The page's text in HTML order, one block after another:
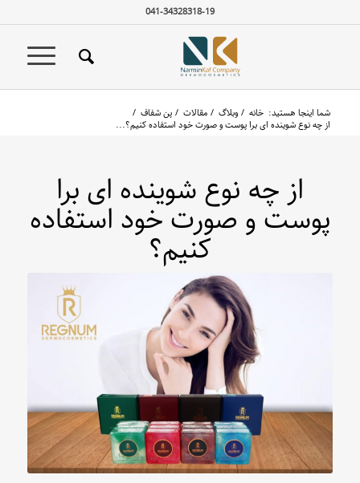
041-34328318-19
شما اینجا هستید: خانه / وبلاگ / مقالات / پن شفاف /
از چه نوع شوینده ای برا پوست و صورت خود استفاده کنیم؟...
از چه نوع شوینده ای برا
پوست و صورت خود استفاده
کنیم؟